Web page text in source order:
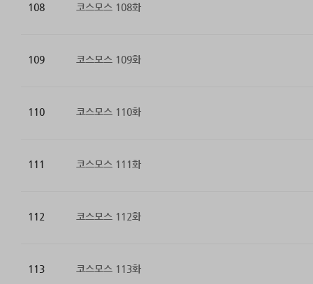
108 코스모스 108화
109 코스모스 109화
110 코스모스 110화
111 코스모스 111화
112 코스모스 112화
113 코스모스 113화